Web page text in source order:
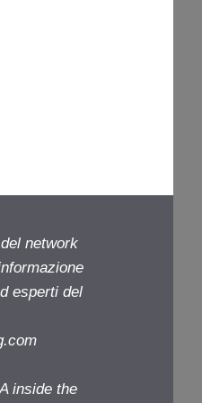
network
esperti del
inside the